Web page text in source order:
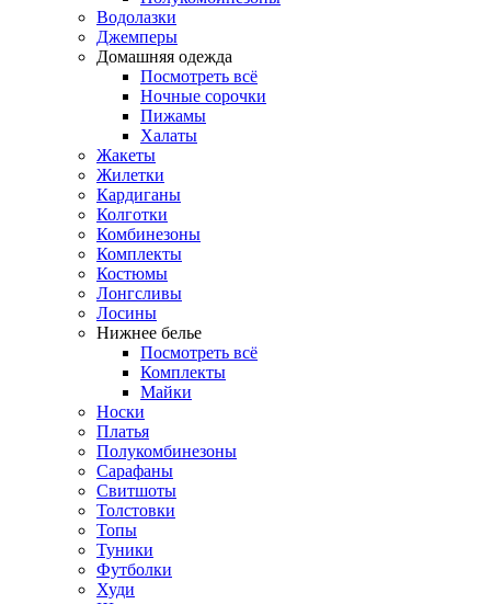
Водолазки
Джемперы
Домашняя одежда
Посмотреть всё
Ночные сорочки
Пижамы
Халаты
Жакеты
Жилетки
Кардиганы
Колготки
Комбинезоны
Комплекты
Костюмы
Лонгсливы
Лосины
Нижнее белье
Посмотреть всё
Комплекты
Майки
Носки
Платья
Полукомбинезоны
Сарафаны
Свитшоты
Толстовки
Топы
Туники
Футболки
Худи